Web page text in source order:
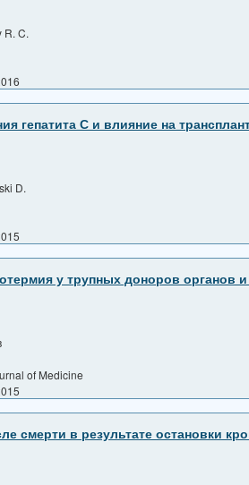
R. C.
гепатита С и влияние на
D.
у трупных доноров органов
of Medicine
смерти в результате остановки